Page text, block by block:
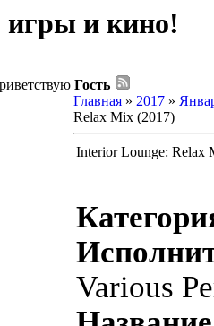
игры и кино!
Гость
Главная» 2017 »
Relax Mix (2017)
Interior Lounge: Relax
Various